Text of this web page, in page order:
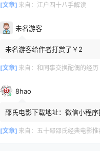
或保存下方二维码微信里识别
[文章] 来自： 江户四十八手解读
未名游客
未名游客给作者打赏了￥2
[文章] 来自： 和同事交换配偶的经历 让我感受到
8hao
邵氏电影下载地址：微信小程序
令或保存下方二维码微...
[文章] 来自： 五十部邵氏经典电影推